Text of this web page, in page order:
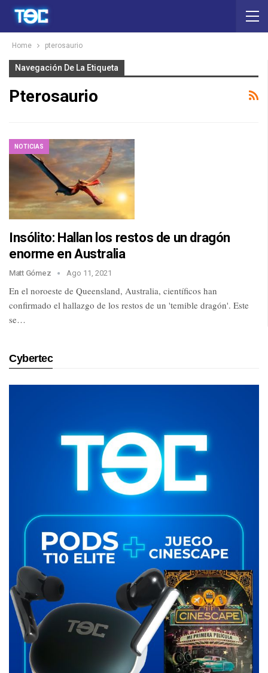
Home pterosaurio
Navegación De La Etiqueta
Pterosaurio
NOTICIAS
Insólito: Hallan los restos de un dragón
enorme en Australia
Matt Gómez Ago 11, 2021
En el noroeste de Queensland, Australia, científicos han
confirmado el hallazgo de los restos de un 'temible dragón'. Este
se…
Cybertec